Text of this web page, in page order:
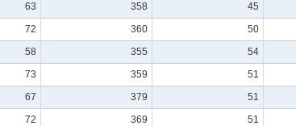
63 358 45
72 360 50
58 355 54
73 359 51
67 379 51
72 369 51